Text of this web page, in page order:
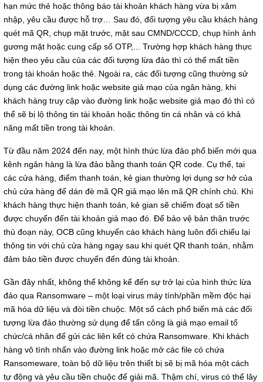
hạn mức thẻ hoặc thông báo tài khoản khách hàng vừa bị xâm
nhập, yêu cầu được hỗ trợ… Sau đó, đối tượng yêu cầu khách hàng
quét mã QR, chụp mặt trước, mặt sau CMND/CCCD, chụp hình ảnh
gương mặt hoặc cung cấp số OTP,... Trường hợp khách hàng thực
hiện theo yêu cầu của các đối tượng lừa đảo thì có thể mất tiền
trong tài khoản hoặc thẻ. Ngoài ra, các đối tượng cũng thường sử
dụng các đường link hoặc website giả mạo của ngân hàng, khi
khách hàng truy cập vào đường link hoặc website giả mạo đó thì có
thể sẽ bị lộ thông tin tài khoản hoặc thông tin cá nhân và có khả
năng mất tiền trong tài khoản.
Từ đầu năm 2024 đến nay, một hình thức lừa đảo phổ biến mới qua
kênh ngân hàng là lừa đảo bằng thanh toán QR code. Cụ thể, tại
các cửa hàng, điểm thanh toán, kẻ gian thường lợi dụng sơ hở của
chủ cửa hàng để dán đè mã QR giả mạo lên mã QR chính chủ. Khi
khách hàng thực hiện thanh toán, kẻ gian sẽ chiếm đoạt số tiền
được chuyển đến tài khoản giả mạo đó. Để bảo vệ bản thân trước
thủ đoạn này, OCB cũng khuyến cáo khách hàng luôn đối chiếu lại
thông tin với chủ cửa hàng ngay sau khi quét QR thanh toán, nhằm
đảm bảo tiền được chuyển đến đúng tài khoản.
Gần đây nhất, không thể không kể đến sự trở lại của hình thức lừa
đảo qua Ransomware – một loại virus máy tính/phần mềm độc hại
mã hóa dữ liệu và đòi tiền chuộc. Một số cách phổ biến mà các đối
tượng lừa đảo thường sử dụng để tấn công là giả mạo email tổ
chức/cá nhân để gửi các liên kết có chứa Ransomware. Khi khách
hàng vô tình nhấn vào đường link hoặc mở các file có chứa
Ransomeware, toàn bộ dữ liệu trên thiết bị sẽ bị mã hóa một cách
tự động và yêu cầu tiền chuộc để giải mã. Thậm chí, virus có thể lây